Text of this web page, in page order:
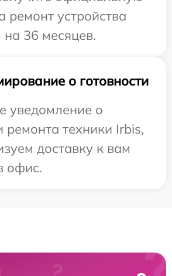
ремонт устройства
36 месяцев.
о готовности
уведомление о
ремонта техники Irbis,
доставку к вам
офис.